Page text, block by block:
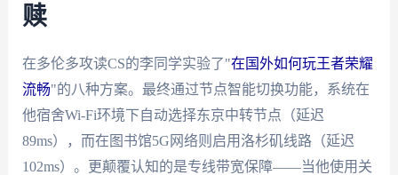
赎
在多伦多攻读CS的李同学实验了"在国外如何玩王者荣耀
流畅"的八种方案。最终通过节点智能切换功能，系统在
他宿舍Wi-Fi环境下自动选择东京中转节点（延迟
89ms），而在图书馆5G网络则启用洛杉矶线路（延迟
102ms）。更颠覆认知的是专线带宽保障——当他使用关